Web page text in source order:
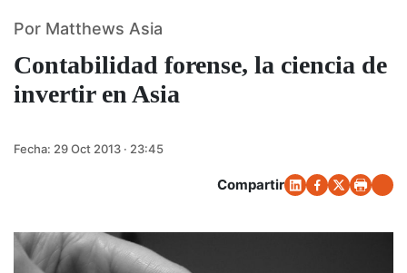
Contabilidad forense, la ciencia de
invertir en Asia
Por Matthews Asia
Fecha: 29 Oct 2013 · 23:45
Compartir